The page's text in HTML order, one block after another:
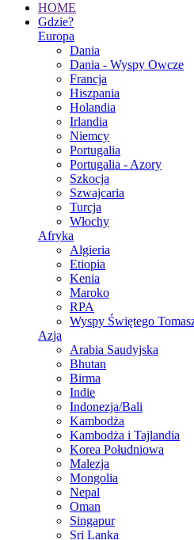
HOME
Gdzie?
Europa
Dania
Dania - Wyspy Owcze
Francja
Hiszpania
Holandia
Irlandia
Niemcy
Portugalia
Portugalia - Azory
Szkocja
Szwajcaria
Turcja
Włochy
Afryka
Algieria
Etiopia
Kenia
Maroko
RPA
Wyspy Świętego
Azja
Arabia Saudyjska
Bhutan
Birma
Indie
Indonezja/Bali
Kambodża
Kambodża i Tajlandia
Korea Południowa
Malezja
Mongolia
Nepal
Oman
Singapur
Sri Lanka